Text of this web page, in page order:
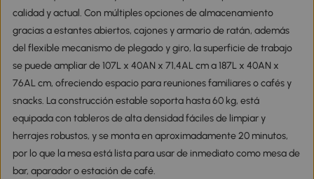
calidad y actual. Con múltiples opciones de almacenamiento
gracias a estantes abiertos, cajones y armario de ratán, además
del flexible mecanismo de plegado y giro, la superficie de trabajo
se puede ampliar de 107L x 40AN x 71,4AL cm a 187L x 40AN x
76AL cm, ofreciendo espacio para reuniones familiares o cafés y
snacks. La construcción estable soporta hasta 60 kg, está
equipada con tableros de alta densidad fáciles de limpiar y
herrajes robustos, y se monta en aproximadamente 20 minutos,
por lo que la mesa está lista para usar de inmediato como mesa de
bar, aparador o estación de café.